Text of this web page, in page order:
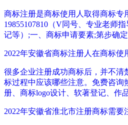
商标注册是商标使用人取得商标专
19855107810（V同号、专业老师
记等）;一、商标申请要素;第步确
2022年安徽省商标注册人在商标
很多企业注册成功商标后，并不清
标过程中应该哪些注意。免费咨询
册、商标logo设计、软著登记、作
2022年安徽省淮北市注册商标需要